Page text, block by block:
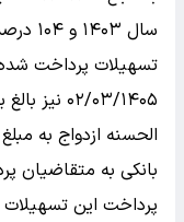
تسهیلات پرداخت
پرداخت این